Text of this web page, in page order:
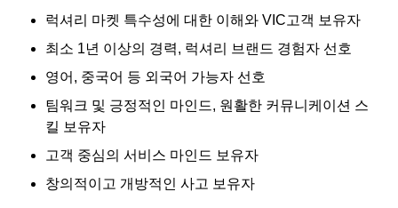
럭셔리 마켓 특수성에 대한 이해와 VIC고객 보유자
최소 1년 이상의 경력, 럭셔리 브랜드 경험자 선호
영어, 중국어 등 외국어 가능자 선호
팀워크 및 긍정적인 마인드, 원활한 커뮤니케이션 스
킬 보유자
고객 중심의 서비스 마인드 보유자
창의적이고 개방적인 사고 보유자